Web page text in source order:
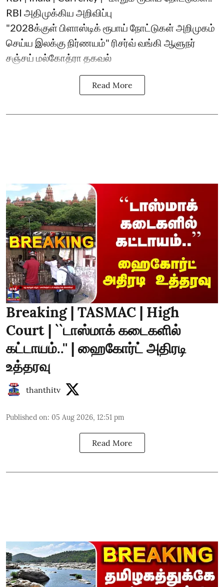
RBI அதிமுக்கிய அறிவிப்பு
"2028க்குள் பிளாஸ்டிக் ரூபாய் நோட்டுகள் அறிமுகம்
செய்ய இலக்கு நிர்ணயம்" ரிசர்வ் வங்கி ஆளுநர்
சஞ்சய் மல்கோத்ரா தகவல்
Read More
Breaking | TASMAC | High
Court | ``டாஸ்மாக் கடைகளில்
கட்டாயம்..'' | ஹைகோர்ட் அதிரடி
உத்தரவு
thanthitv
Published on: 05 Aug 2026, 12:51 pm
Read More